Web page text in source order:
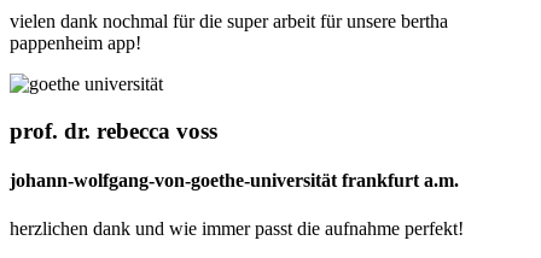
vielen dank nochmal für die super arbeit für unsere bertha
pappenheim app!
prof. dr. rebecca voss
johann-wolfgang-von-goethe-universität frankfurt a.m.
herzlichen dank und wie immer passt die aufnahme perfekt!